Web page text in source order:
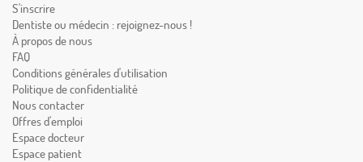
S'inscrire
Dentiste ou médecin : rejoignez-nous !
À propos de nous
FAQ
Conditions générales d'utilisation
Politique de confidentialité
Nous contacter
Offres d'emploi
Espace docteur
Espace patient